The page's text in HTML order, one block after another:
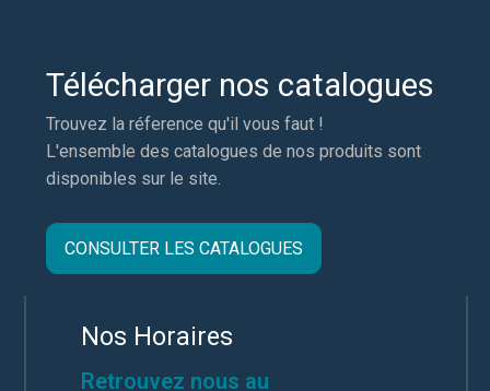
Télécharger nos catalogues
Trouvez la réference qu'il vous faut !
L'ensemble des catalogues de nos produits sont
disponibles sur le site.
CONSULTER LES CATALOGUES
Nos Horaires
Retrouvez nous au